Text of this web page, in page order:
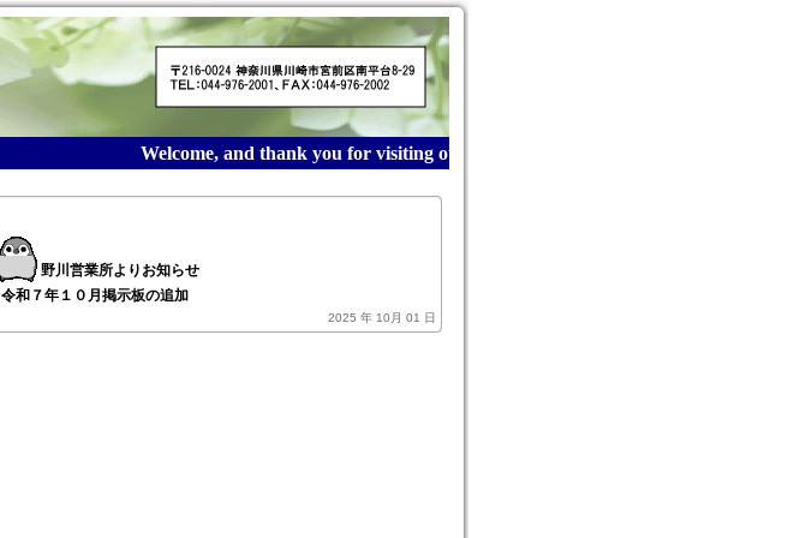
Welcome, and thank you for visiting our website! 産業廃棄物収集運搬は青木建材
野川営業所よりお知らせ
令和７年１０月掲示板の追加
2025 年 10月 01 日